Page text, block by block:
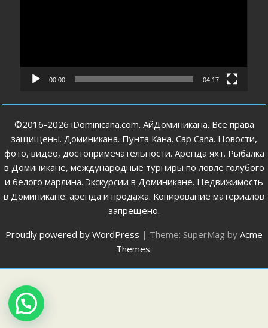
00:00 04:17
©2016-2026 iDominicana.com. АйДоминикана. Все права
защищены. Доминикана. Пунта Кана. Cap Cana. Новости,
фото, видео, достопримечательности. Аренда яхт. Рыбалка
в Доминикане, международные турниры по ловле голубого
и белого марлина. Экскурсии в Доминикане. Недвижимость
в Доминикане: аренда и продажа. Копирование материалов
запрещено.
Proudly powered by WordPress | Theme: SuperMag by Acme
Themes.